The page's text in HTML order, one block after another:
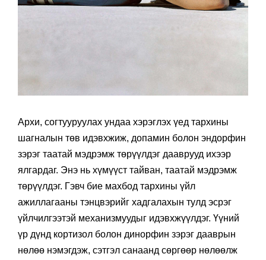
Архи, согтууруулах ундаа хэрэглэх үед тархины
шагналын төв идэвхжиж, допамин болон эндорфин
зэрэг таатай мэдрэмж төрүүлдэг дааврууд ихээр
ялгардаг. Энэ нь хүмүүст тайван, таатай мэдрэмж
төрүүлдэг. Гэвч бие махбод тархины үйл
ажиллагааны тэнцвэрийг хадгалахын тулд эсрэг
үйлчилгээтэй механизмуудыг идэвхжүүлдэг. Үүний
үр дүнд кортизол болон динорфин зэрэг дааврын
нөлөө нэмэгдэж, сэтгэл санаанд сөргөөр нөлөөлж